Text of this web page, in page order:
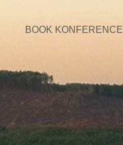
BOOK KONFERENCE